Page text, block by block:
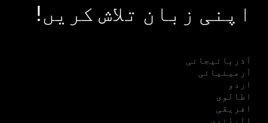
اپنی زبان تلاش کریں!
آذربائیجانی
آرمینیائی
اردو
اطالوی
افریقی
البانوی